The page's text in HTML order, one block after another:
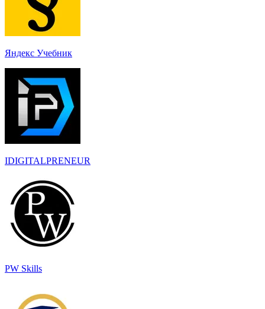
Яндекс Учебник
IDIGITALPRENEUR
PW Skills